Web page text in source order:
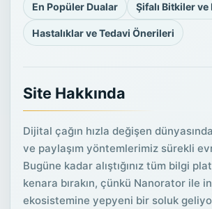
En Popüler Dualar Şifalı Bitkiler
Hastalıklar ve Tedavi Önerileri
Site Hakkında
Dijital çağın hızla değişen
ve paylaşım yöntemlerimiz sürekli
Bugüne kadar alıştığınız tüm bilgi
kenara bırakın, çünkü Nanorator ile
ekosistemine yepyeni bir soluk